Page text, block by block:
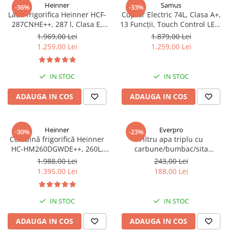
-36% Heinner
Lada frigorifica Heinner HCF-
287CNHE++, 287 l, Clasa E,
Compresor inverter, Iluminare
LED, Functionalitate frigider,
Alb
1.969,00 Lei
1.259,00 Lei
IN STOC
ADAUGA IN COS
-33% Samus
Cuptor Electric 74L, Clasa A+,
13 Funcții, Touch Control LED,
Panou Sticlă Neagră – Grill,
Convectie 3D, Autocurățare
Catalitică + Accesorii Incluse
1.879,00 Lei
1.259,00 Lei
IN STOC
ADAUGA IN COS
-30% Heinner
Combină frigorifică Heinner
HC-HM260DGWDE++, 260L,
Clasa E, Dozator Apă, Control
Electronic, LED, 180 cm, Gri
Antracit Texturat
1.988,00 Lei
1.395,00 Lei
IN STOC
ADAUGA IN COS
-23% Everpro
Filtru apa triplu cu
carbune/bumbac/sita
3x3/4"*10
243,00 Lei
188,00 Lei
IN STOC
ADAUGA IN COS